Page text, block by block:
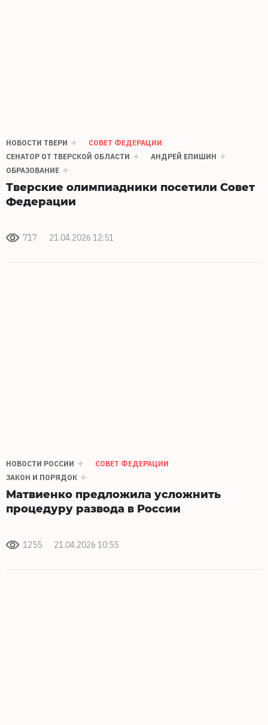
НОВОСТИ ТВЕРИ
СОВЕТ ФЕДЕРАЦИИ
СЕНАТОР ОТ ТВЕРСКОЙ ОБЛАСТИ
АНДРЕЙ ЕПИШИН
ОБРАЗОВАНИЕ
Тверские олимпиадники посетили Совет
Федерации
717 21.04.2026 12:51
НОВОСТИ РОССИИ
СОВЕТ ФЕДЕРАЦИИ
ЗАКОН И ПОРЯДОК
Матвиенко предложила усложнить
процедуру развода в России
1255 21.04.2026 10:55